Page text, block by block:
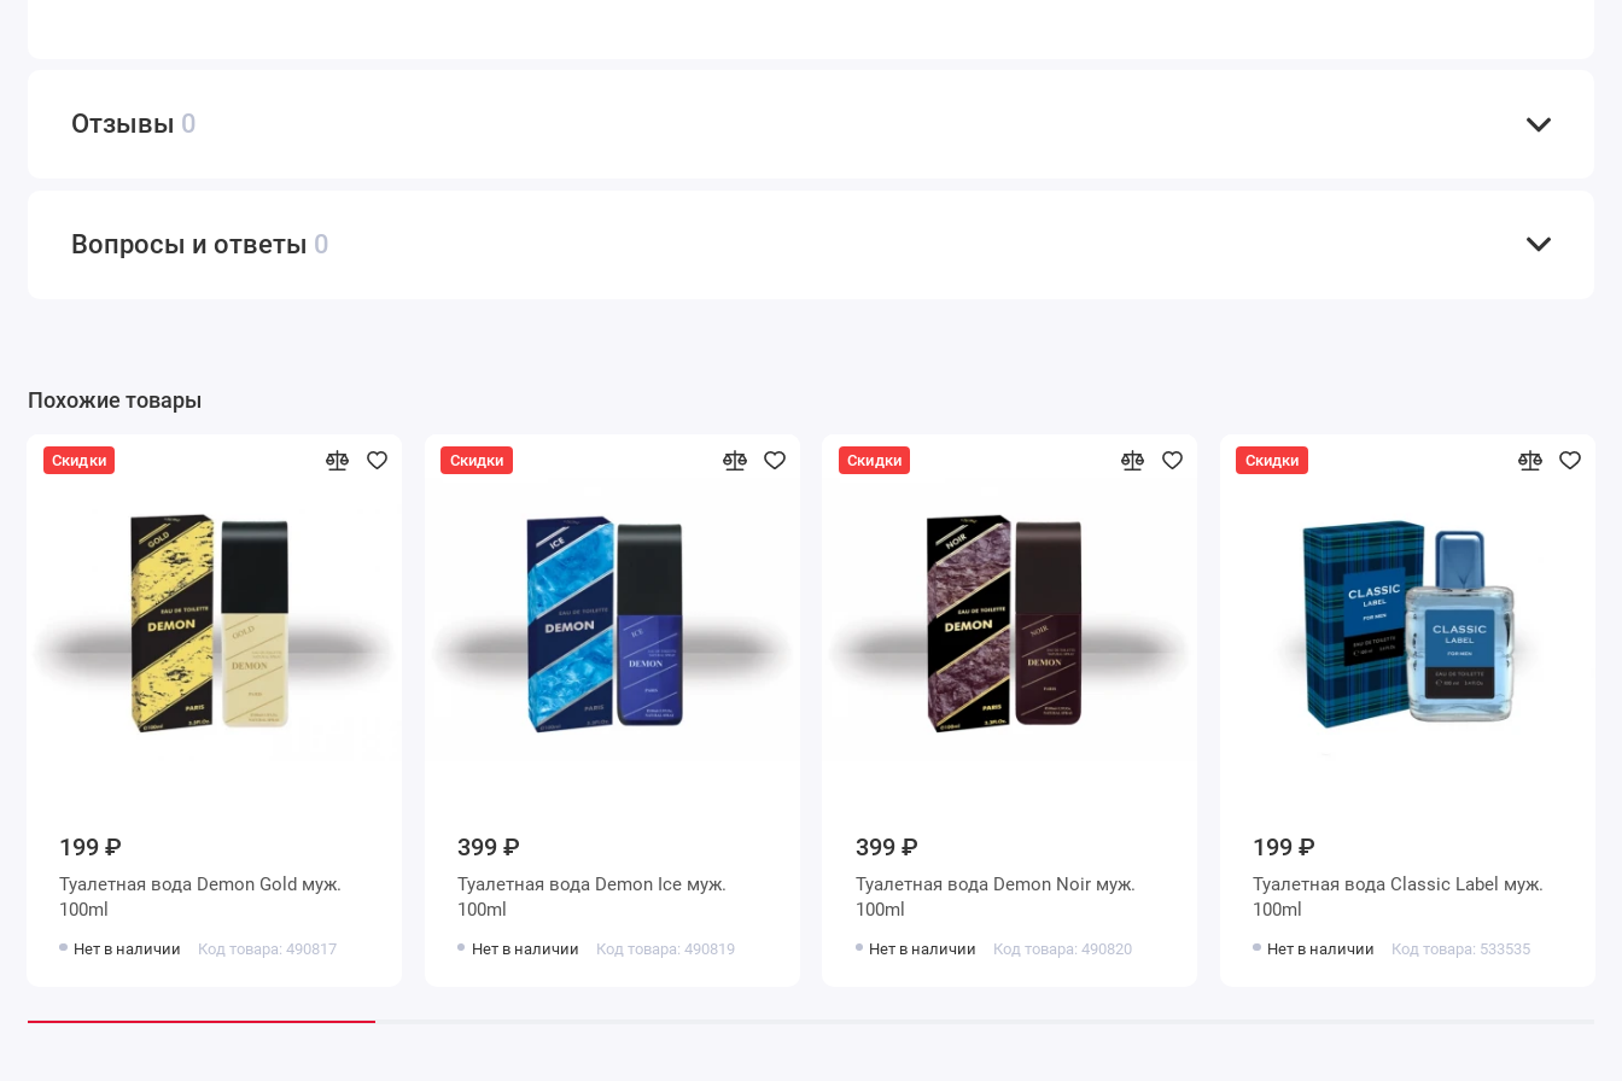
Отзывы 0
Вопросы и ответы 0
Похожие товары
Скидки
199 ₽
Туалетная вода Demon Gold муж.
100ml
Нет в наличии Код товара: 490817
Скидки
399 ₽
Туалетная вода Demon Ice муж.
100ml
Нет в наличии Код товара: 490819
Скидки
399 ₽
Туалетная вода Demon Noir муж.
100ml
Нет в наличии Код товара: 490820
Скидки
199 ₽
Туалетная вода Classic Label муж.
100ml
Нет в наличии Код товара: 533535